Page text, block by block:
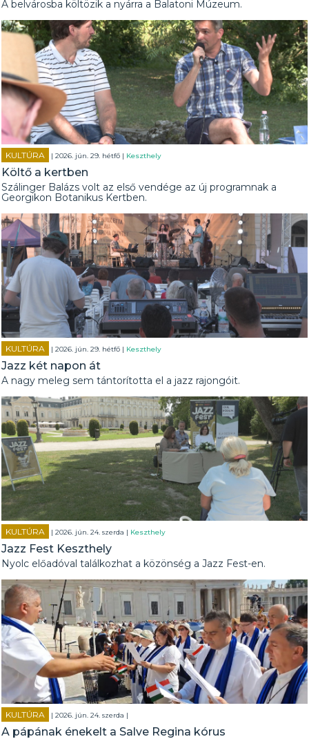
A belvárosba költözik a nyárra a Balatoni Múzeum.
KULTÚRA | 2026. jún. 29. hétfő | Keszthely
Költő a kertben
Szálinger Balázs volt az első vendége az új programnak a
Georgikon Botanikus Kertben.
KULTÚRA | 2026. jún. 29. hétfő | Keszthely
Jazz két napon át
A nagy meleg sem tántorította el a jazz rajongóit.
KULTÚRA | 2026. jún. 24. szerda | Keszthely
Jazz Fest Keszthely
Nyolc előadóval találkozhat a közönség a Jazz Fest-en.
KULTÚRA | 2026. jún. 24. szerda |
A pápának énekelt a Salve Regina kórus